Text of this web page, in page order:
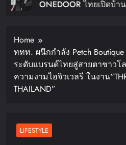
ONEDOOR ไทยเปิดบ้านรับ
Home
ททท. ผนึกกำลัง Petch Boutique
ระดับแบรนด์ไทยสู่สายตาชาวโ
ความงามไฮจิวเวลรี ในงาน
THAILAND”
LIFESTYLE